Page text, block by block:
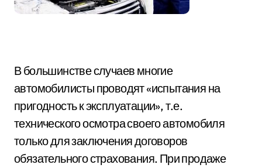
В большинстве случаев многие
автомобилисты проводят «испытания на
пригодность к эксплуатации», т.е.
технического осмотра своего автомобиля
только для заключения договоров
обязательного страхования. При продаже